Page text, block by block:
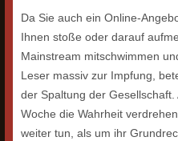
Da Sie auch ein Online-
Ihnen stoße oder darauf
Mainstream mitschwimmen
Leser massiv zur Impfung,
der Spaltung der
Woche die Wahrheit
weiter tun, als um ihr